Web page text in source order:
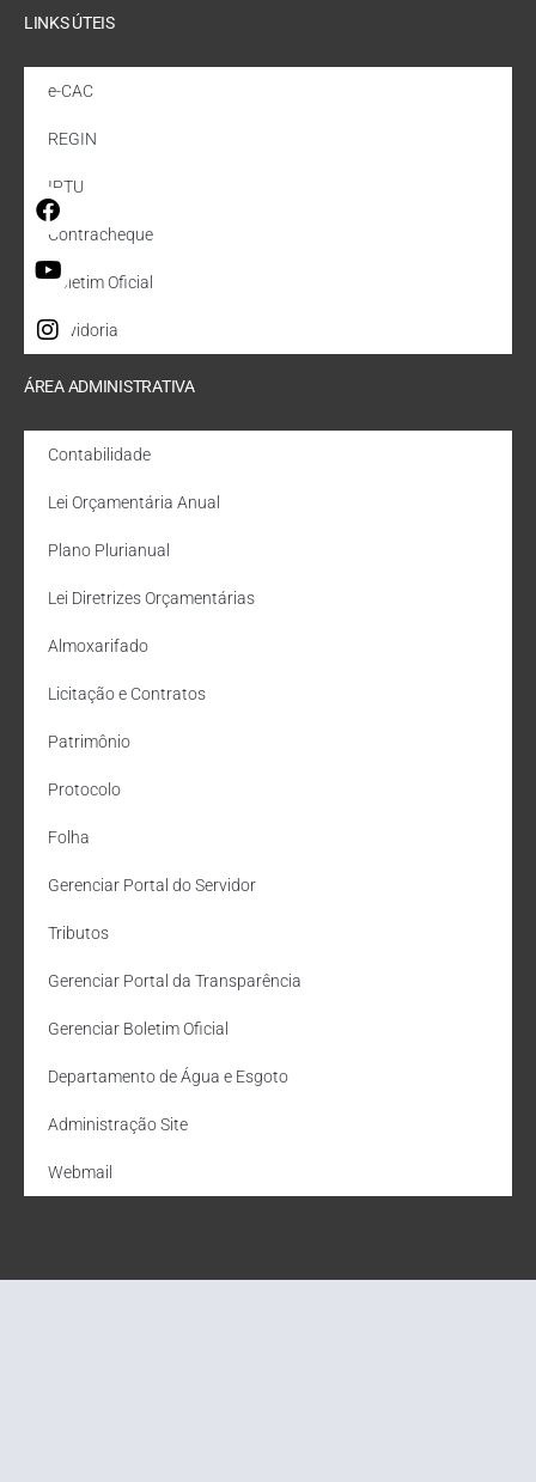
LINKS ÚTEIS
e-CAC
REGIN
IPTU
Contracheque
Boletim Oficial
Ouvidoria
ÁREA ADMINISTRATIVA
Contabilidade
Lei Orçamentária Anual
Plano Plurianual
Lei Diretrizes Orçamentárias
Almoxarifado
Licitação e Contratos
Patrimônio
Protocolo
Folha
Gerenciar Portal do Servidor
Tributos
Gerenciar Portal da Transparência
Gerenciar Boletim Oficial
Departamento de Água e Esgoto
Administração Site
Webmail